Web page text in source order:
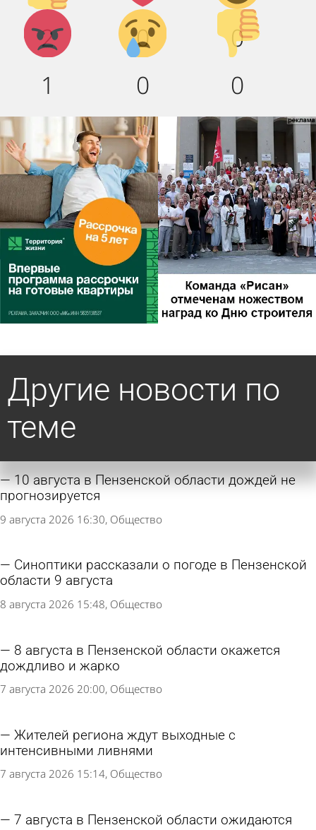
2 0 0
Агрессия!
1
Грусть
:(
0
Палец
вниз!
0
Другие новости по
теме
10 августа в Пензенской области дождей не
прогнозируется
9 августа 2026 16:30 Общество
Синоптики рассказали о погоде в Пензенской
области 9 августа
8 августа 2026 15:48 Общество
8 августа в Пензенской области окажется
дождливо и жарко
7 августа 2026 20:00 Общество
Жителей региона ждут выходные с
интенсивными ливнями
7 августа 2026 15:14 Общество
7 августа в Пензенской области ожидаются